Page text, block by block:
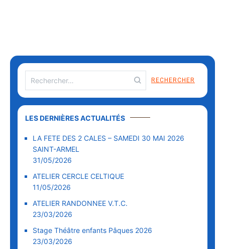
LES DERNIÈRES ACTUALITÉS
LA FETE DES 2 CALES – SAMEDI 30 MAI 2026
SAINT-ARMEL
31/05/2026
ATELIER CERCLE CELTIQUE
11/05/2026
ATELIER RANDONNEE V.T.C.
23/03/2026
Stage Théâtre enfants Pâques 2026
23/03/2026